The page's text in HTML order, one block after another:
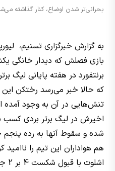
بحرانی‌تر شدن اوضاع، کنار گذاشته
به گزارش خبرگزاری تسنیم،
بازی فصلش که دیدار خانگی
برنتفورد در هفته پایانی لیگ
که حالا خبر می‌رسد رختکن
تنش‌هایی در آن به وجود آمده
اخیرش در لیگ برتر بردی
شده و سقوط آنها به رده پنجم
هم هواداران این تیم را